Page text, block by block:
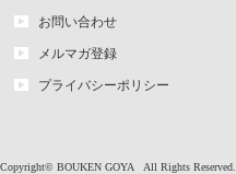
お問い合わせ
メルマガ登録
プライバシーポリシー
Copyright© BOUKEN GOYAAll Rights Reserved.